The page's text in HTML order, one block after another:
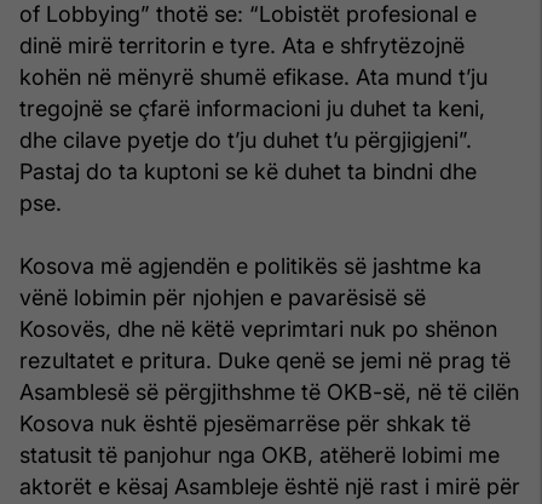
of Lobbying” thotë se: “Lobistët profesional e
dinë mirë territorin e tyre. Ata e shfrytëzojnë
kohën në mënyrë shumë efikase. Ata mund t’ju
tregojnë se çfarë informacioni ju duhet ta keni,
dhe cilave pyetje do t’ju duhet t’u përgjigjeni”.
Pastaj do ta kuptoni se kë duhet ta bindni dhe
pse.
Kosova më agjendën e politikës së jashtme ka
vënë lobimin për njohjen e pavarësisë së
Kosovës, dhe në këtë veprimtari nuk po shënon
rezultatet e pritura. Duke qenë se jemi në prag të
Asamblesë së përgjithshme të OKB-së, në të cilën
Kosova nuk është pjesëmarrëse për shkak të
statusit të panjohur nga OKB, atëherë lobimi me
aktorët e kësaj Asambleje është një rast i mirë për